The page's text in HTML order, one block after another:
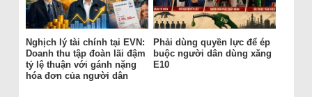
Nghịch lý tài chính tại EVN:
Doanh thu tập đoàn lãi đậm
tỷ lệ thuận với gánh nặng
hóa đơn của người dân
Phải dùng quyền lực để ép
buộc người dân dùng xăng
E10